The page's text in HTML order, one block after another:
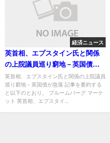
経済ニュース
英首相、エプスタイン氏と関係
の上院議員巡り窮地－英国債が
急落
英首相、エプスタイン氏と関係の上院議員
巡り窮地－英国債が急落 記事を要約する
と以下のとおり。 ブルームバーグ マーケ
ット 英首相、エプスタイ...